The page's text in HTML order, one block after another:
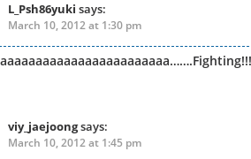
L_Psh86yuki says:
March 10, 2012 at 1:30 pm
viy_jaejoongsays:
March 10, 2012 at 1:45 pm